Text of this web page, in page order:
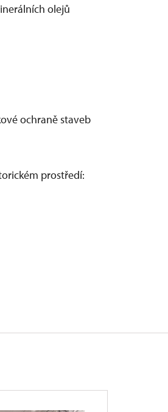
olejů
ochraně staveb
prostředí: